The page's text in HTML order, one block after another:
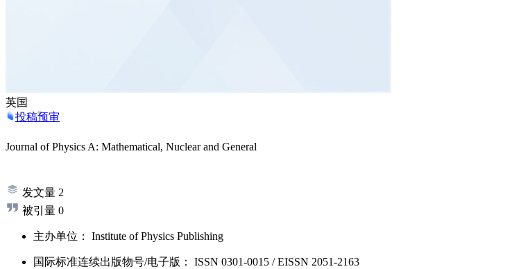
英国
投稿预审
Journal of Physics A: Mathematical, Nuclear and General
发文量 2
被引量 0
主办单位： Institute of Physics Publishing
国际标准连续出版物号/电子版 ： ISSN 0301-0015 / EISSN 2051-2163